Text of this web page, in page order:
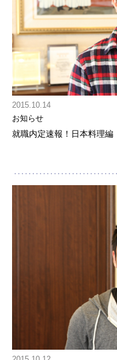
2015.10.14
お知らせ
就職内定速報！日本料理編